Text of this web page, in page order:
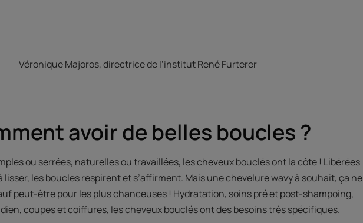
Véronique Majoros, directrice de l’institut René Furterer
avoir de belles boucles ?
ou serrées, naturelles ou travaillées, les cheveux bouclés ont la côte ! Libérées
lisser, les boucles respirent et s’affirment. Mais une chevelure wavy à souhait, ça ne
peut-être pour les plus chanceuses ! Hydratation, soins pré et post-shampoing,
coupes et coiffures, les cheveux bouclés ont des besoins très spécifiques.